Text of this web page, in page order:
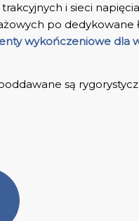
i sieci
po dedykowane
wykończeniowe dla
są